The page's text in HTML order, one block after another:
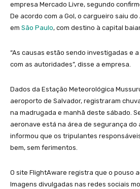
empresa Mercado Livre, segundo
De acordo com a Gol, o cargueiro saiu
em São Paulo, com destino à capital
“As causas estão sendo investigadas e
com as autoridades”, disse a empresa.
Dados da Estação Meteorológica
aeroporto de Salvador, registraram
na madrugada e manhã deste sábado.
aeronave está na área de segurança do
informou que os tripulantes
bem, sem ferimentos.
O site FlightAware registra que o pouso
Imagens divulgadas nas redes sociais